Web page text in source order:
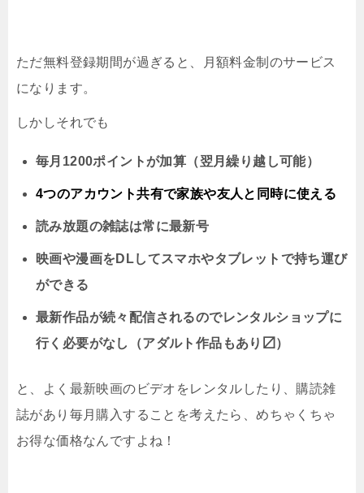
ただ無料登録期間が過ぎると、月額料金制のサービス
になります。
しかしそれでも
毎月1200ポイントが加算（翌月繰り越し可能）
4つのアカウント共有で家族や友人と同時に使える
読み放題の雑誌は常に最新号
映画や漫画をDLしてスマホやタブレットで持ち運び
ができる
最新作品が続々配信されるのでレンタルショップに
行く必要がなし（アダルト作品もあり〼）
と、よく最新映画のビデオをレンタルしたり、購読雑
誌があり毎月購入することを考えたら、めちゃくちゃ
お得な価格なんですよね！